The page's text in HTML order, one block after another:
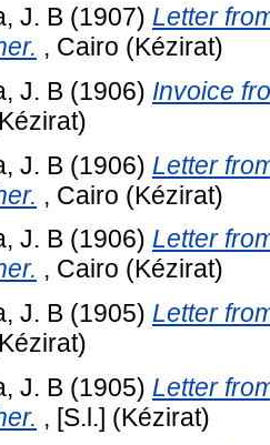
J. B (1907) Letter
, Cairo (Kézirat)
J. B (1906) Invoice
J. B (1906) Letter
, Cairo (Kézirat)
J. B (1906) Letter
, Cairo (Kézirat)
J. B (1905) Letter
J. B (1905) Letter
, [S.l.] (Kézirat)